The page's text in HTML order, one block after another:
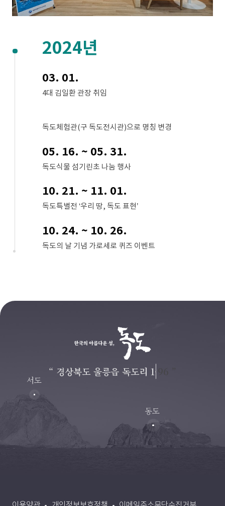
2024년
03. 01.
4대 김일환 관장 취임
독도체험관(구 독도전시관)으로 명칭 변경
05. 16. ~ 05. 31.
독도식물 섬기린초 나눔 행사
10. 21. ~ 11. 01.
독도특별전 ‘우리 땅, 독도 표현’
10. 24. ~ 10. 26.
독도의 날 기념 가로세로 퀴즈 이벤트
“ 경상북도 울릉읍 독도리 1-96 ”
서도
동도